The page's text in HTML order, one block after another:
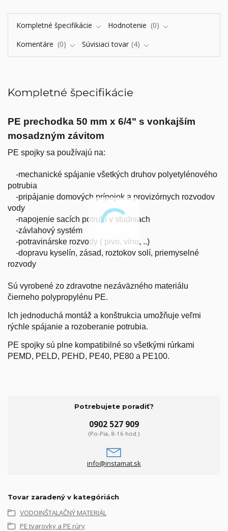
Kompletné špecifikácie Hodnotenie
0
Komentáre
0 Súvisiaci tovar 4
Kompletné špecifikácie
PE prechodka 50 mm x 6/4" s vonkajším
mosadzným závitom
PE spojky sa používajú na:
-mechanické spájanie všetkých druhov polyetylénového
potrubia
-pripájanie domových prípojok a provizórnych rozvodov
vody
-napojenie sacích potrubí v studniach
-závlahový systém
-potravinárske rozvody ( pivo, víno, ..)
-dopravu kyselín, zásad, roztokov solí, priemyselné
rozvody
Sú vyrobené zo zdravotne nezáväzného materiálu
čierneho polypropylénu PE.
Ich jednoduchá montáž a konštrukcia umožňuje veľmi
rýchle spájanie a rozoberanie potrubia.
PE spojky sú plne kompatibilné so všetkými rúrkami
PEMD, PELD, PEHD, PE40, PE80 a PE100.
Potrebujete poradiť?
0902 527 909
(Po-Pia, 8-16 hod.)
info@instamat.sk
Tovar zaradený v kategóriách
VODOINŠTALAČNÝ MATERIÁL
PE tvarovky a PE rúry